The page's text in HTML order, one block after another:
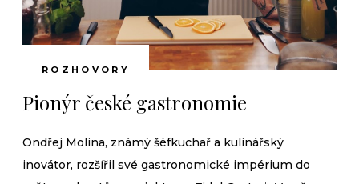
ROZHOVORY
Pionýr české gastronomie
Ondřej Molina, známý šéfkuchař a kulinářský
inovátor, rozšířil své gastronomické impérium do